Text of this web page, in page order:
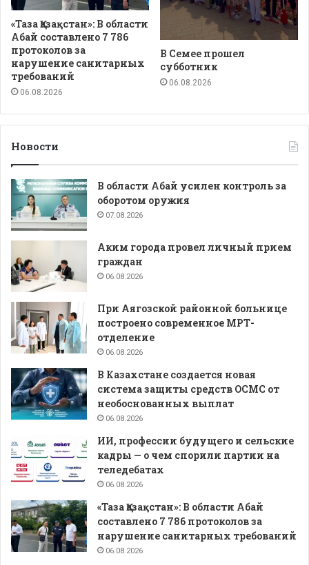
«Таза Қазақстан»: В области
Абай составлено 7 786
протоколов за
нарушение санитарных
требований
06.08.2026
В Семее прошел
субботник
06.08.2026
Новости
В области Абай усилен контроль за
оборотом оружия
07.08.2026
Аким города провел личный прием
граждан
06.08.2026
При Аягозской районной больнице
построено современное МРТ-
отделение
06.08.2026
В Казахстане создается новая
система защиты средств ОСМС от
необоснованных выплат
06.08.2026
ИИ, профессии будущего и сельские
кадры — о чем спорили партии на
теледебатах
06.08.2026
«Таза Қазақстан»: В области Абай
составлено 7 786 протоколов за
нарушение санитарных требований
06.08.2026